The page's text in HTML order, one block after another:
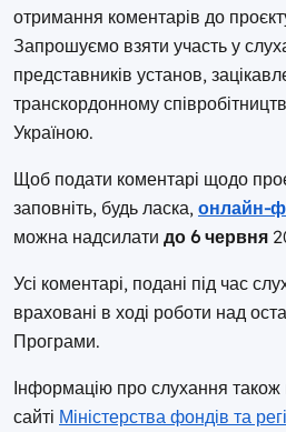
отримання коментарів до
Запрошуємо взяти участь у
представників установ,
транскордонному
Україною.
Щоб подати коментарі щодо
заповніть, будь ласка, онлайн-
можна надсилати до 6 червня
Усі коментарі, подані під час
враховані в ході роботи над
Програми.
Інформацію про слухання
сайті Міністерства фондів та